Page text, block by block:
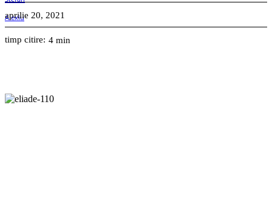
aprilie 20, 2021
timp citire: 4 min